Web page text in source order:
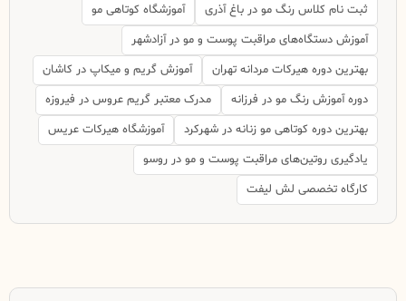
ثبت نام کلاس رنگ مو در باغ آذری
آموزشگاه کوتاهی مو
آموزش دستگاه‌های مراقبت پوست و مو در آزادشهر
بهترین دوره هیرکات مردانه تهران
آموزش گریم و میکاپ در کاشان
دوره آموزش رنگ مو در فرزانه
مدرک معتبر گریم عروس در فیروزه
بهترین دوره کوتاهی مو زنانه در شهرکرد
آموزشگاه هیرکات عریس
یادگیری روتین‌های مراقبت پوست و مو در روسو
کارگاه تخصصی لش لیفت